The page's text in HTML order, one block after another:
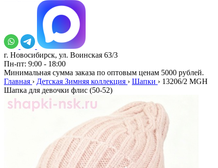
г. Новосибирск, ул. Воинская 63/3
Пн-пт: 9:00 - 18:00
Минимальная сумма заказа по оптовым ценам 5000 рублей.
Главная › Детская Зимняя коллекция › Шапки › 13206/2 MGH
Шапка для девочки флис (50-52)